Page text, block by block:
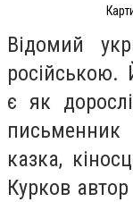
Відомий
російською.
є як
казка,
Курков